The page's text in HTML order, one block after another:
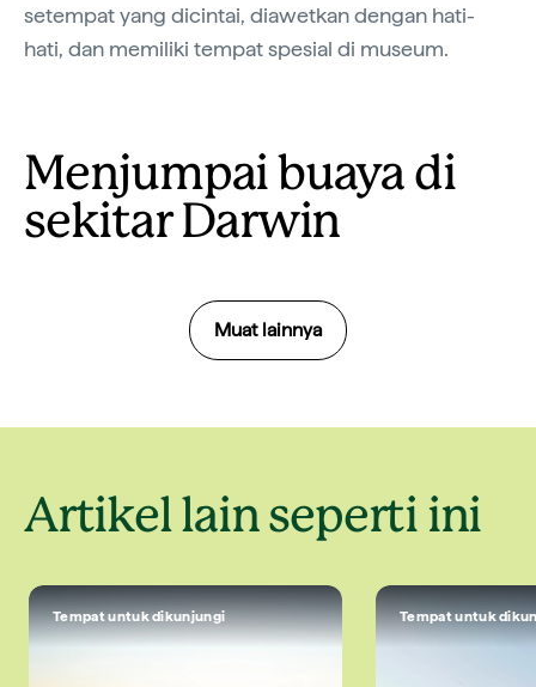
setempat yang dicintai, diawetkan dengan hati-
hati, dan memiliki tempat spesial di museum.
Menjumpai buaya di
sekitar Darwin
Muat lainnya
Artikel lain seperti ini
Tempat untuk dikunjungi Tempat untuk